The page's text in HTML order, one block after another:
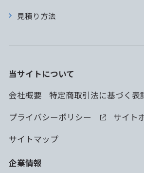
見積り方法
当サイトについて
会社概要
特定商取引法に基づく表
プライバシーポリシー
サイト
サイトマップ
企業情報